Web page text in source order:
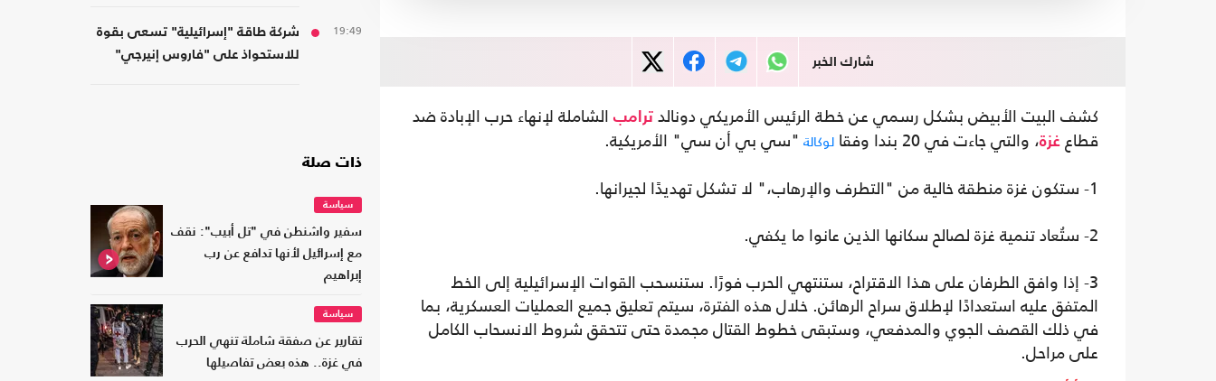
شارك الخبر
كشف البيت الأبيض بشكل رسمي عن خطة الرئيس الأمريكي دونالد ترامب الشاملة لإنهاء حرب الإبادة ضد
قطاع غزة، والتي جاءت في 20 بندا وفقا لوكالة "سي بي أن سي" الأمريكية.
1- ستكون غزة منطقة خالية من "التطرف والإرهاب،" لا تشكل تهديدًا لجيرانها.
2- ستُعاد تنمية غزة لصالح سكانها الذين عانوا ما يكفي.
3- إذا وافق الطرفان على هذا الاقتراح، ستنتهي الحرب فورًا. ستنسحب القوات الإسرائيلية إلى الخط
المتفق عليه استعدادًا لإطلاق سراح الرهائن. خلال هذه الفترة، سيتم تعليق جميع العمليات العسكرية، بما
في ذلك القصف الجوي والمدفعي، وستبقى خطوط القتال مجمدة حتى تتحقق شروط الانسحاب الكامل
على مراحل.
19:49
شركة طاقة "إسرائيلية" تسعى بقوة
للاستحواذ على "فاروس إنيرجي"
ذات صلة
سياسة
سفير واشنطن في "تل أبيب": نقف
مع إسرائيل لأنها تدافع عن رب
إبراهيم
سياسة
تقارير عن صفقة شاملة تنهي الحرب
في غزة.. هذه بعض تفاصيلها